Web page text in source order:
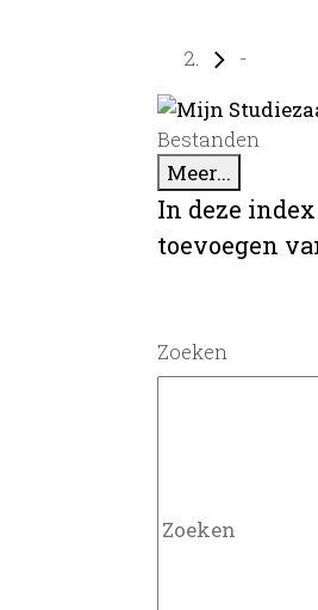
-
Bestanden
Meer...
In deze
toevoegen
Zoeken